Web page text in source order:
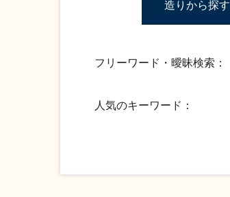
造りから探す
フリーワード・曖昧検索：
人気のキーワード：